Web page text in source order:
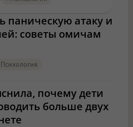
паническую атаку и
советы омичам
почему дети
больше двух